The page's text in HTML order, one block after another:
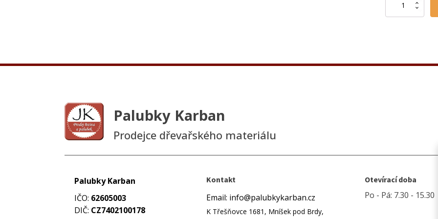
Palubky Karban
Prodejce dřevařského materiálu
Palubky Karban
IČO: 62605003
DIČ: CZ7402100178
Kontakt
Email: info@palubkykarban.cz
K Třešňovce 1681, Mníšek pod Brdy,
Otevírací doba
Po - Pá: 7.30 - 15.30